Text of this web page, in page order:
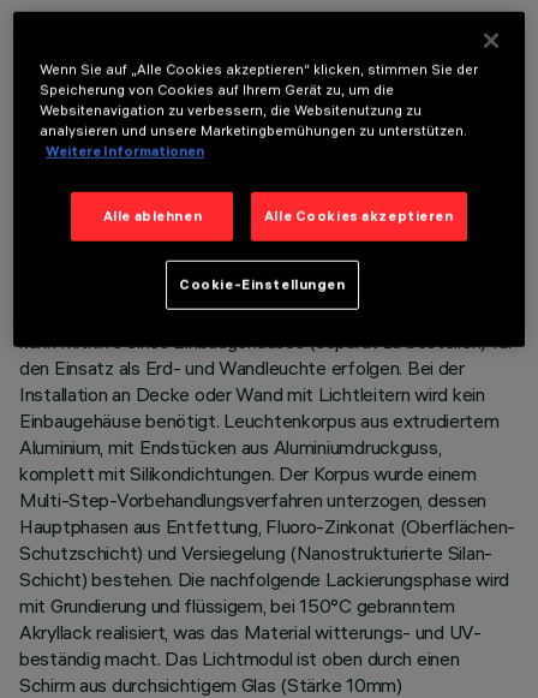
TECHNISCHE DATEN
BESCHREIBUNG
Bandleuchte mit direktem Licht zur Verwendung von
einfarbigen LED-Lichtquellen. Die Installation des Produkts
kann mithilfe eines Einbaugehäuses (separat zu bestellen) für
den Einsatz als Erd- und Wandleuchte erfolgen. Bei der
Installation an Decke oder Wand mit Lichtleitern wird kein
Einbaugehäuse benötigt. Leuchtenkorpus aus extrudiertem
Aluminium, mit Endstücken aus Aluminiumdruckguss,
komplett mit Silikondichtungen. Der Korpus wurde einem
Multi-Step-Vorbehandlungsverfahren unterzogen, dessen
Hauptphasen aus Entfettung, Fluoro-Zinkonat (Oberflächen-
Schutzschicht) und Versiegelung (Nanostrukturierte Silan-
Schicht) bestehen. Die nachfolgende Lackierungsphase wird
mit Grundierung und flüssigem, bei 150°C gebranntem
Akryllack realisiert, was das Material witterungs- und UV-
beständig macht. Das Lichtmodul ist oben durch einen
Schirm aus durchsichtigem Glas (Stärke 10mm)
Wenn Sie auf „Alle Cookies akzeptieren“ klicken, stimmen Sie der
Speicherung von Cookies auf Ihrem Gerät zu, um die
Websitenavigation zu verbessern, die Websitenutzung zu
analysieren und unsere Marketingbemühungen zu unterstützen.
Weitere Informationen
Alle ablehnen Alle Cookies akzeptieren
Cookie-Einstellungen